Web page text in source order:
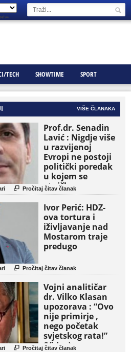
TECH SHOWTIME SPORT
VIŠE ČLANAKA
Prof.dr. Senadin
Lavić : Nigdje više
u razvijenoj
Evropi ne postoji
politički poredak
u kojem se
etničke grupe
pojavljuju kao
osnovne političke
jedinice
 Pročitaj čitav članak
Ivor Perić: HDZ-
ova tortura i
iživljavanje nad
Mostarom traje
predugo
 Pročitaj čitav članak
Vojni analitičar
dr. Vilko Klasan
upozorava : “Ovo
nije primirje ,
nego početak
svjetskog rata!”
(Video)
 Pročitaj čitav članak